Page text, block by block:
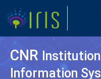
CNR
Information